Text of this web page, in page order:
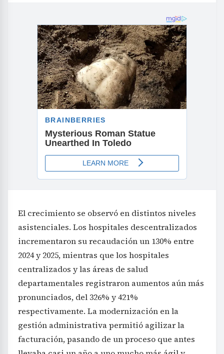
El crecimiento se observó en distintos niveles
asistenciales. Los hospitales descentralizados
incrementaron su recaudación un 130% entre
2024 y 2025, mientras que los hospitales
centralizados y las áreas de salud
departamentales registraron aumentos aún más
pronunciados, del 326% y 421%
respectivamente. La modernización en la
gestión administrativa permitió agilizar la
facturación, pasando de un proceso que antes